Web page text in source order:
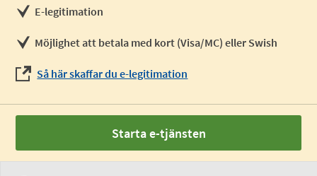
E-legitimation
Möjlighet att betala med kort (Visa/MC) eller Swish
Så här skaffar du e-legitimation
Starta e-tjänsten